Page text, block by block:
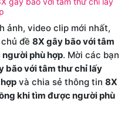
ảnh, video clip mới nhất,
đề 8X gây bão với tâm
phù hợp. Mời các bạn
bão với tâm thư chỉ lấy
và chia sẻ thông tin 8X
khi tìm được người phù